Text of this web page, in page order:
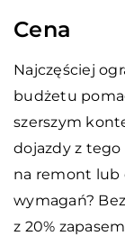
Cena
Najczęściej
budżetu
szerszym
dojazdy z tego
na remont lub
wymagań?
z 20%